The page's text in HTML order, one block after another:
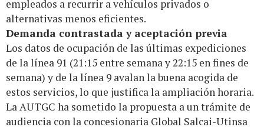
empleados a recurrir a vehículos privados o
alternativas menos eficientes.
Demanda contrastada y aceptación previa
Los datos de ocupación de las últimas expediciones
de la línea 91 (21:15 entre semana y 22:15 en fines de
semana) y de la línea 9 avalan la buena acogida de
estos servicios, lo que justifica la ampliación horaria.
La AUTGC ha sometido la propuesta a un trámite de
audiencia con la concesionaria Global Salcai-Utinsa